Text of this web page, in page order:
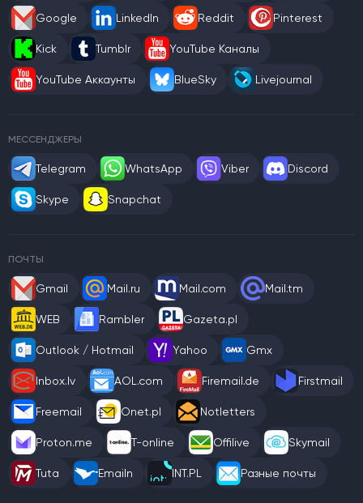
Google LinkedIn Reddit Pinterest
Kick Tumblr YouTube Каналы
YouTube Аккаунты BlueSky Livejournal
МЕССЕНДЖЕРЫ
Telegram WhatsApp Viber Discord
Skype Snapchat
ПОЧТЫ
Gmail Mail.ru Mail.com Mail.tm
WEB Rambler Gazeta.pl
Outlook / Hotmail Yahoo Gmx
Inbox.lv AOL.com Firemail.de Firstmail
Freemail Onet.pl Notletters
Proton.me T-online Offilive Skymail
Tuta Emailn INT.PL Разные почты